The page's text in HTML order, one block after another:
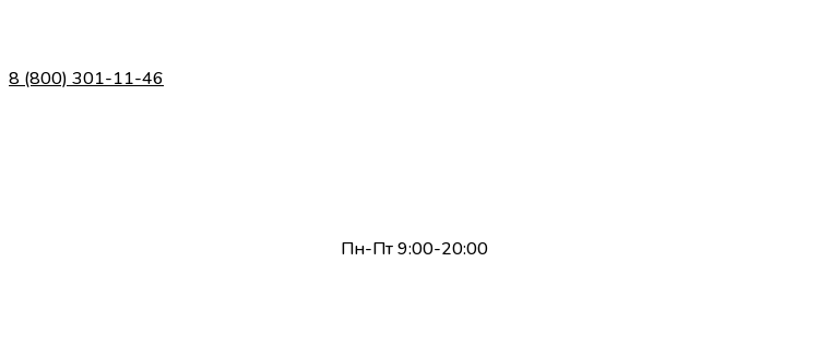
8 (800) 301-11-46
Пн-Пт 9:00-20:00